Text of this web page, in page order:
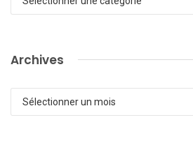
Archives